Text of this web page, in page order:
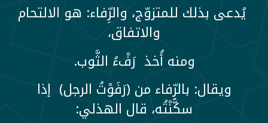
يُدعى بذلك للمتزوّج، والرِّفاء: هو الالتحام
والاتفاق،
ومنه أُخذ رَفْءُ الثَّوب.
ويقال: بالرِّفاء من (رَفَوْتُ الرجل) إذا
سكَّنْتُه، قال الهذلي: